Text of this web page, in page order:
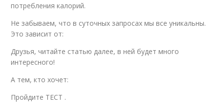
потребления калорий.
Не забываем, что в суточных запросах мы все уникальны.
Это зависит от:
Друзья, читайте статью далее, в ней будет много
интересного!
А тем, кто хочет:
Пройдите ТЕСТ .